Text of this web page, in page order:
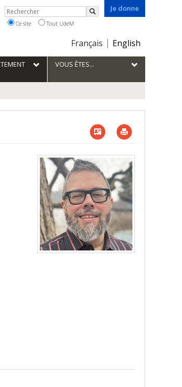
Je donne
Choix
la
langue
Français English
Rechercher
Rechercher
Ce site Tout UdeM
VOUS ÊTES...
Vcard